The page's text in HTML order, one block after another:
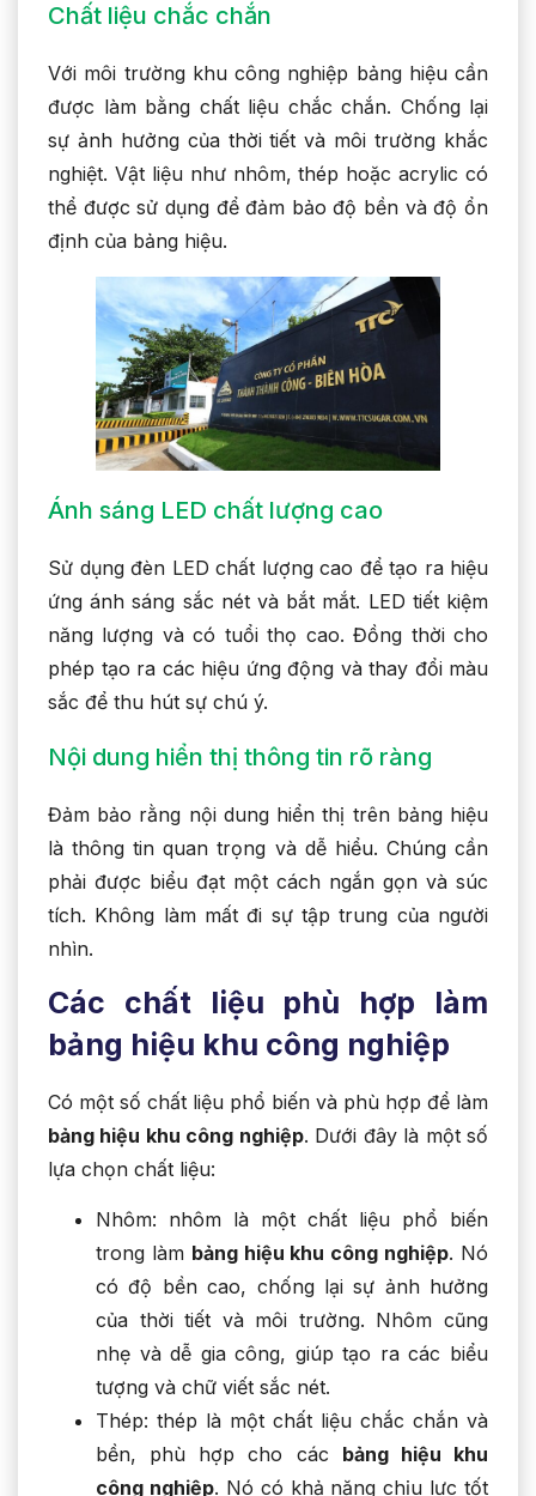
Chất liệu chắc chắn
Với môi trường khu công nghiệp bảng hiệu cần
được làm bằng chất liệu chắc chắn. Chống lại
sự ảnh hưởng của thời tiết và môi trường khắc
nghiệt. Vật liệu như nhôm, thép hoặc acrylic có
thể được sử dụng để đảm bảo độ bền và độ ổn
định của bảng hiệu.
Ánh sáng LED chất lượng cao
Sử dụng đèn LED chất lượng cao để tạo ra hiệu
ứng ánh sáng sắc nét và bắt mắt. LED tiết kiệm
năng lượng và có tuổi thọ cao. Đồng thời cho
phép tạo ra các hiệu ứng động và thay đổi màu
sắc để thu hút sự chú ý.
Nội dung hiển thị thông tin rõ ràng
Đảm bảo rằng nội dung hiển thị trên bảng hiệu
là thông tin quan trọng và dễ hiểu. Chúng cần
phải được biểu đạt một cách ngắn gọn và súc
tích. Không làm mất đi sự tập trung của người
nhìn.
Các chất liệu phù hợp làm
bảng hiệu khu công nghiệp
Có một số chất liệu phổ biến và phù hợp để làm
bảng hiệu khu công nghiệp. Dưới đây là một số
lựa chọn chất liệu:
Nhôm: nhôm là một chất liệu phổ biến
trong làm bảng hiệu khu công nghiệp. Nó
có độ bền cao, chống lại sự ảnh hưởng
của thời tiết và môi trường. Nhôm cũng
nhẹ và dễ gia công, giúp tạo ra các biểu
tượng và chữ viết sắc nét.
Thép: thép là một chất liệu chắc chắn và
bền, phù hợp cho các bảng hiệu khu
công nghiệp. Nó có khả năng chịu lực tốt